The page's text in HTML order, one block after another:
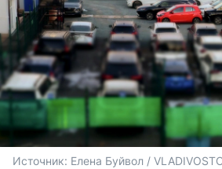
Источник: Елена Буйвол /